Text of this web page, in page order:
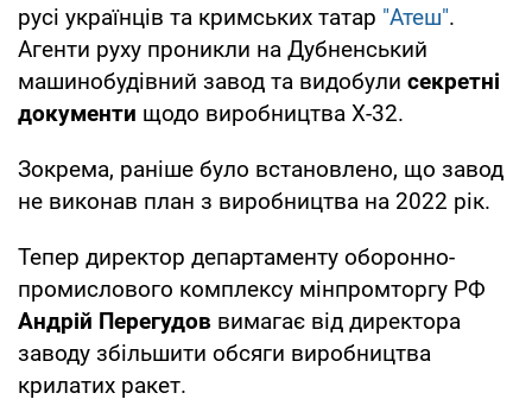
русі українців та кримських татар "Атеш".
Агенти руху проникли на Дубненський
машинобудівний завод та видобули секретні
документи щодо виробництва Х-32.
Зокрема, раніше було встановлено, що завод
не виконав план з виробництва на 2022 рік.
Тепер директор департаменту оборонно-
промислового комплексу мінпромторгу РФ
Андрій Перегудов вимагає від директора
заводу збільшити обсяги виробництва
крилатих ракет.